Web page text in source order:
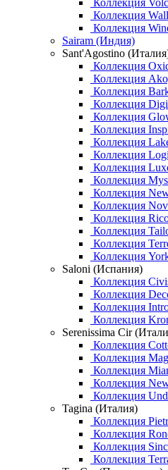
Коллекция
Коллекция
Коллекция
Sairam (Индия)
Sant'Agostino
Коллекция
Коллекция
Коллекция
Коллекция
Коллекция
Коллекция
Коллекция
Коллекция
Коллекция
Коллекция
Коллекция
Коллекция
Коллекция
Коллекция
Коллекция
Коллекция
Saloni (Испания)
Коллекция
Коллекция
Коллекция
Коллекция
Serenissima Cir
Коллекция
Коллекция
Коллекция
Коллекция
Коллекция
Tagina (Италия)
Коллекция
Коллекция
Коллекция
Коллекция